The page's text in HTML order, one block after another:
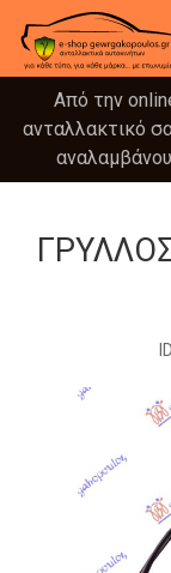
Από την
ανταλλακτικό